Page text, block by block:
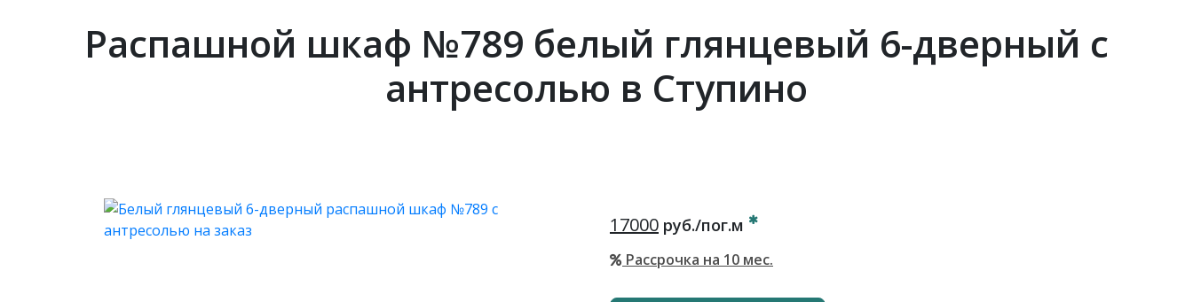
Распашной шкаф №789 белый глянцевый 6-дверный с
антресолью в Ступино
17000 руб./пог.м
Рассрочка на 10 мес.